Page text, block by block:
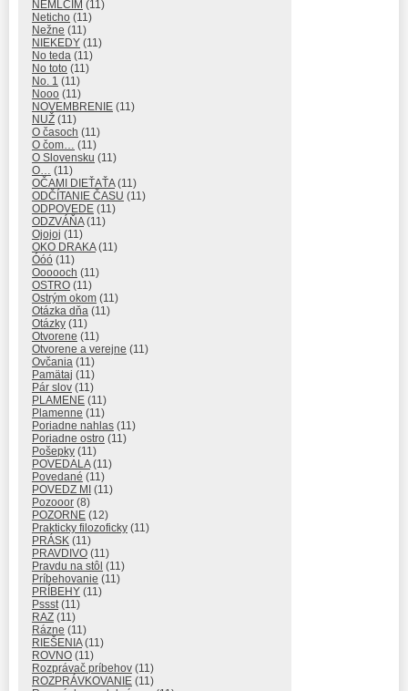
NEMLČÍM (11)
Neticho (11)
Nežne (11)
NIEKEDY (11)
No teda (11)
No toto (11)
No. 1 (11)
Nooo (11)
NOVEMBRENIE (11)
NUŽ (11)
O časoch (11)
O čom… (11)
O Slovensku (11)
O… (11)
OČAMI DIEŤAŤA(11)
ODČÍTANIE ČASU (11)
ODPOVEDE (11)
ODZVÁŇA(11)
Ojojoj (11)
OKO DRAKA(11)
Óóó (11)
Oooooch (11)
OSTRO (11)
Ostrým okom (11)
Otázka dňa (11)
Otázky (11)
Otvorene (11)
Otvorene a verejne (11)
Ovčania (11)
Pamätaj (11)
Pár slov (11)
PLAMENE (11)
Plamenne (11)
Poriadne nahlas (11)
Poriadne ostro (11)
Pošepky (11)
POVEDALA(11)
Povedané (11)
POVEDZ MI (11)
Pozooor (8)
POZORNE (12)
Prakticky filozoficky (11)
PRÁSK (11)
PRAVDIVO (11)
Pravdu na stôl (11)
Príbehovanie (11)
PRÍBEHY (11)
Pssst(11)
RAZ (11)
Rázne (11)
RIEŠENIA(11)
ROVNO (11)
Rozprávač príbehov (11)
ROZPRÁVKOVANIE (11)